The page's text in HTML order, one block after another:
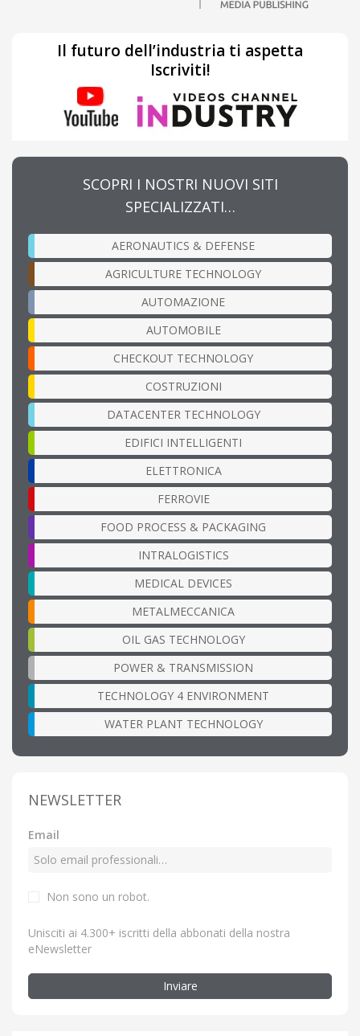
Il futuro dell’industria ti aspetta
Iscriviti!
SCOPRI I NOSTRI NUOVI SITI
SPECIALIZZATI…
AERONAUTICS & DEFENSE
AGRICULTURE TECHNOLOGY
AUTOMAZIONE
AUTOMOBILE
CHECKOUT TECHNOLOGY
COSTRUZIONI
DATACENTER TECHNOLOGY
EDIFICI INTELLIGENTI
ELETTRONICA
FERROVIE
FOOD PROCESS & PACKAGING
INTRALOGISTICS
MEDICAL DEVICES
METALMECCANICA
OIL GAS TECHNOLOGY
POWER & TRANSMISSION
TECHNOLOGY 4 ENVIRONMENT
WATER PLANT TECHNOLOGY
NEWSLETTER
Email
Non sono un robot.
Unisciti ai 4.300+ iscritti della abbonati della nostra
eNewsletter
Inviare